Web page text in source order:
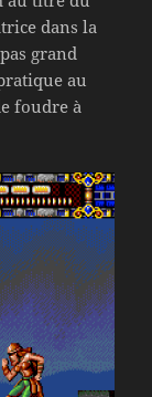
dans la
grand
au
foudre à